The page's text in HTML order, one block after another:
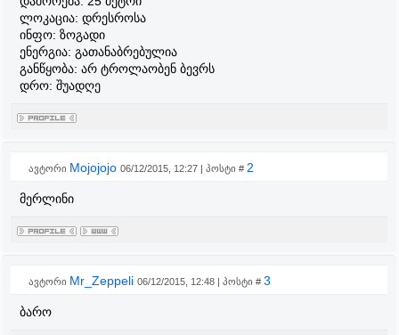
ლოკაცია: დრესროსა
ინფო: ზოგადი
ენერგია: გათანაბრებულია
განწყობა: არ ტროლაობენ ბევრს
დრო: შუადღე
ავტორი Mojojojo 06/12/2015, 12:27 | პოსტი # 2
მერლინი
ავტორი Mr_Zeppeli 06/12/2015, 12:48 | პოსტი # 3
ბარო